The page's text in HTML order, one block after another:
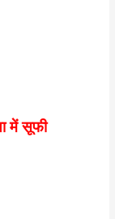
में सूफी